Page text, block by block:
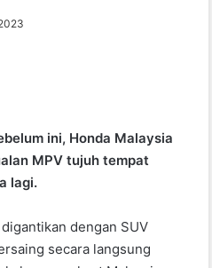
ini, Honda Malaysia
MPV tujuh tempat
lagi.
dengan SUV
secara langsung